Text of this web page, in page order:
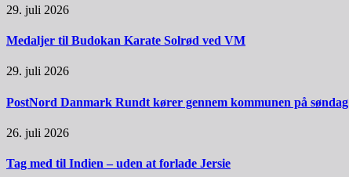
29. juli 2026
Medaljer til Budokan Karate Solrød ved VM
29. juli 2026
PostNord Danmark Rundt kører gennem kommunen på søndag
26. juli 2026
Tag med til Indien – uden at forlade Jersie